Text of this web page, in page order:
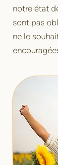
notre état
sont pas
ne le